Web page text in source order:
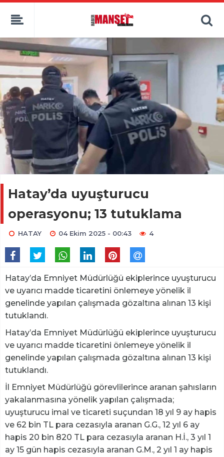
Hatay’da uyuşturucu
operasyonu; 13 tutuklama
HATAY 04 Ekim 2025 - 00:43 4
Hatay’da Emniyet Müdürlüğü ekiplerince uyuşturucu
ve uyarıcı madde ticaretini önlemeye yönelik il
genelinde yapılan çalışmada gözaltına alınan 13 kişi
tutuklandı.
Hatay’da Emniyet Müdürlüğü ekiplerince uyuşturucu
ve uyarıcı madde ticaretini önlemeye yönelik il
genelinde yapılan çalışmada gözaltına alınan 13 kişi
tutuklandı.
İl Emniyet Müdürlüğü görevlilerince aranan şahısların
yakalanmasına yönelik yapılan çalışmada;
uyuşturucu imal ve ticareti suçundan 18 yıl 9 ay hapis
ve 62 bin TL para cezasıyla aranan G.G., 12 yıl 6 ay
hapis 20 bin 820 TL para cezasıyla aranan H.İ., 3 yıl 1
ay 15 gün hapis cezasıyla aranan G.M., 2 yıl 1 ay hapis